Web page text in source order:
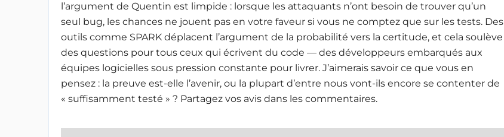
l’argument de Quentin est limpide : lorsque les attaquants n’ont besoin de trouver qu’un
seul bug, les chances ne jouent pas en votre faveur si vous ne comptez que sur les tests. Des
outils comme SPARK déplacent l’argument de la probabilité vers la certitude, et cela soulève
des questions pour tous ceux qui écrivent du code — des développeurs embarqués aux
équipes logicielles sous pression constante pour livrer. J’aimerais savoir ce que vous en
pensez : la preuve est-elle l’avenir, ou la plupart d’entre nous vont-ils encore se contenter de
« suffisamment testé » ? Partagez vos avis dans les commentaires.